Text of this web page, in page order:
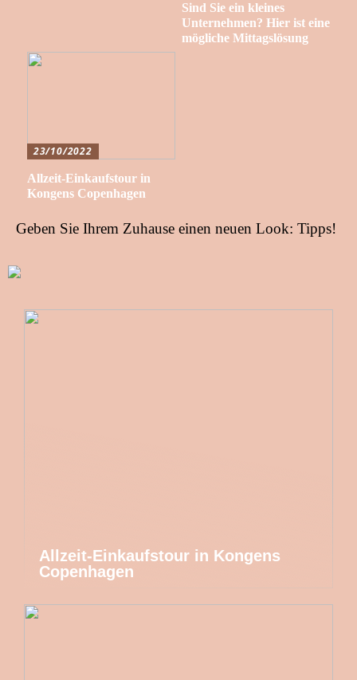
Sind Sie ein kleines
Unternehmen? Hier ist eine
mögliche Mittagslösung
23/10/2022
Allzeit-Einkaufstour in
Kongens Copenhagen
Geben Sie Ihrem Zuhause einen neuen Look: Tipps!
Allzeit-Einkaufstour in Kongens
Copenhagen